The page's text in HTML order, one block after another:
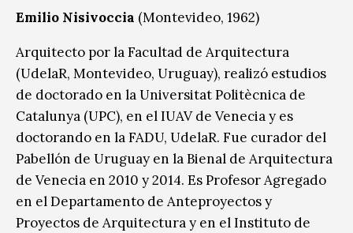
Emilio Nisivoccia (Montevideo, 1962)
Arquitecto por la Facultad de Arquitectura
(UdelaR, Montevideo, Uruguay), realizó estudios
de doctorado en la Universitat Politècnica de
Catalunya (UPC), en el IUAV de Venecia y es
doctorando en la FADU, UdelaR. Fue curador del
Pabellón de Uruguay en la Bienal de Arquitectura
de Venecia en 2010 y 2014. Es Profesor Agregado
en el Departamento de Anteproyectos y
Proyectos de Arquitectura y en el Instituto de